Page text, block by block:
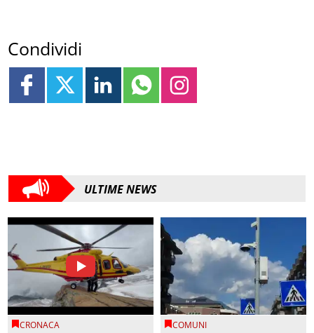
Condividi
ULTIME NEWS
CRONACA COMUNI